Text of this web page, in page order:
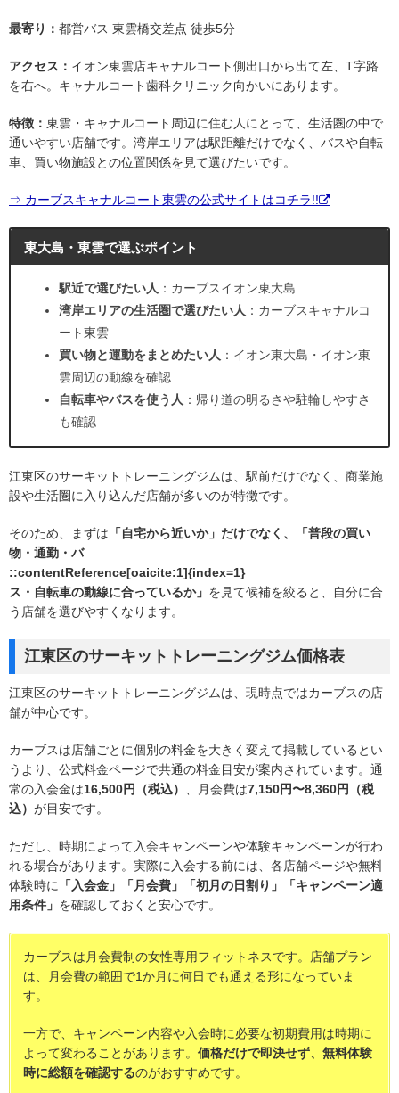
最寄り： 都営バス 東雲橋交差点 徒歩5分
アクセス： イオン東雲店キャナルコート側出口から出て左、T字路
を右へ。キャナルコート歯科クリニック向かいにあります。
特徴： 東雲・キャナルコート周辺に住む人にとって、生活圏の中で
通いやすい店舗です。湾岸エリアは駅距離だけでなく、バスや自転
車、買い物施設との位置関係を見て選びたいです。
⇒ カーブスキャナルコート東雲の公式サイトはコチラ!!
東大島・東雲で選ぶポイント
駅近で選びたい人 ：カーブスイオン東大島
湾岸エリアの生活圏で選びたい人 ：カーブスキャナルコ
ート東雲
買い物と運動をまとめたい人 ：イオン東大島・イオン東
雲周辺の動線を確認
自転車やバスを使う人 ：帰り道の明るさや駐輪しやすさ
も確認
江東区のサーキットトレーニングジムは、駅前だけでなく、商業施
設や生活圏に入り込んだ店舗が多いのが特徴です。
そのため、まずは 「自宅から近いか」だけでなく、「普段の買い
物・通勤・バ
::contentReference[oaicite:1]{index=1}
ス・自転車の動線に合っているか」 を見て候補を絞ると、自分に合
う店舗を選びやすくなります。
江東区のサーキットトレーニングジム価格表
江東区のサーキットトレーニングジムは、現時点ではカーブスの店
舗が中心です。
カーブスは店舗ごとに個別の料金を大きく変えて掲載しているとい
うより、公式料金ページで共通の料金目安が案内されています。通
常の入会金は16,500円（税込） 、月会費は7,150円〜8,360円（税
込） が目安です。
ただし、時期によって入会キャンペーンや体験キャンペーンが行わ
れる場合があります。実際に入会する前には、各店舗ページや無料
体験時に 「入会金」「月会費」「初月の日割り」「キャンペーン適
用条件」 を確認しておくと安心です。
カーブスは月会費制の女性専用フィットネスです。店舗プラン
は、月会費の範囲で1か月に何日でも通える形になっていま
す。
一方で、キャンペーン内容や入会時に必要な初期費用は時期に
よって変わることがあります。 価格だけで即決せず、無料体験
時に総額を確認するのがおすすめです。